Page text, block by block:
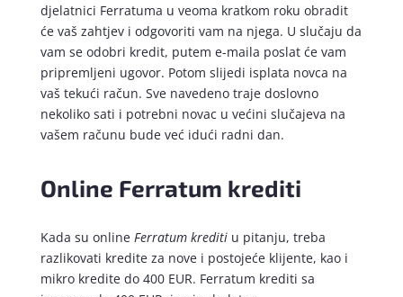
djelatnici Ferratuma u veoma kratkom roku obradit
će vaš zahtjev i odgovoriti vam na njega. U slučaju da
vam se odobri kredit, putem e-maila poslat će vam
pripremljeni ugovor. Potom slijedi isplata novca na
vaš tekući račun. Sve navedeno traje doslovno
nekoliko sati i potrebni novac u većini slučajeva na
vašem računu bude već idući radni dan.
Online Ferratum krediti
Kada su online Ferratum kreditiu pitanju, treba
razlikovati kredite za nove i postojeće klijente, kao i
mikro kredite do 400 EUR. Ferratum krediti sa